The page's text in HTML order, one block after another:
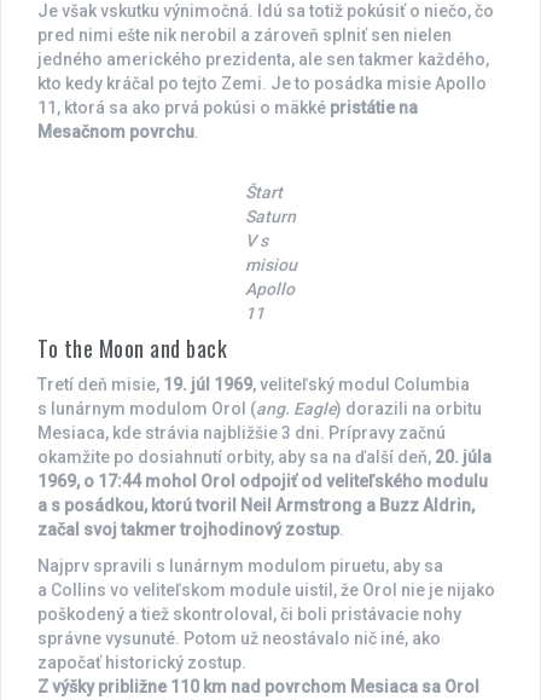
Je však vskutku výnimočná. Idú sa totiž pokúsiť o niečo, čo
pred nimi ešte nik nerobil a zároveň splniť sen nielen
jedného amerického prezidenta, ale sen takmer každého,
kto kedy kráčal po tejto Zemi. Je to posádka misie Apollo
11, ktorá sa ako prvá pokúsi o mäkké pristátie na
Mesačnom povrchu.
Štart
Saturn
V s
misiou
Apollo
11
To the Moon and back
Tretí deň misie, 19. júl 1969, veliteľský modul Columbia
s lunárnym modulom Orol (ang. Eagle) dorazili na orbitu
Mesiaca, kde strávia najbližšie 3 dni. Prípravy začnú
okamžite po dosiahnutí orbity, aby sa na ďalší deň, 20. júla
1969, o 17:44 mohol Orol odpojiť od veliteľského modulu
a s posádkou, ktorú tvoril Neil Armstrong a Buzz Aldrin,
začal svoj takmer trojhodinový zostup.
Najprv spravili s lunárnym modulom piruetu, aby sa
a Collins vo veliteľskom module uistil, že Orol nie je nijako
poškodený a tiež skontroloval, či boli pristávacie nohy
správne vysunuté. Potom už neostávalo nič iné, ako
započať historický zostup.
Z výšky približne 110 km nad povrchom Mesiaca sa Orol